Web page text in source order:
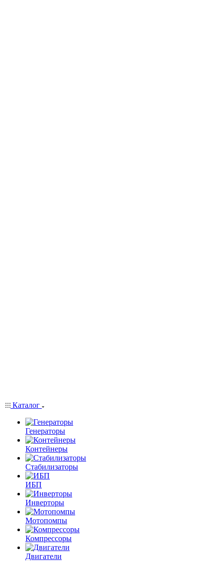
Каталог
Генераторы
Контейнеры
Стабилизаторы
ИБП
Инверторы
Мотопомпы
Компрессоры
Двигатели